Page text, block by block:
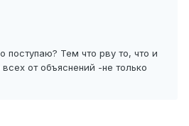
поступаю? Тем что рву то, что и
от объяснений -не только